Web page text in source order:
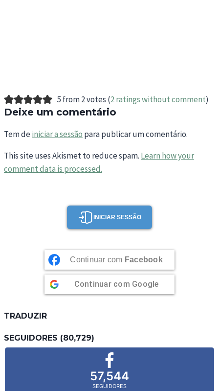
5 from 2 votes (2 ratings without comment)
Deixe um comentário
Tem deiniciar a sessão para publicar um comentário.
This site uses Akismet to reduce spam. Learn how your
comment data is processed.
INICIAR SESSÃO
Continuar com Facebook
Continuar com Google
TRADUZIR
SEGUIDORES (80,729)
57,544
SEGUIDORES